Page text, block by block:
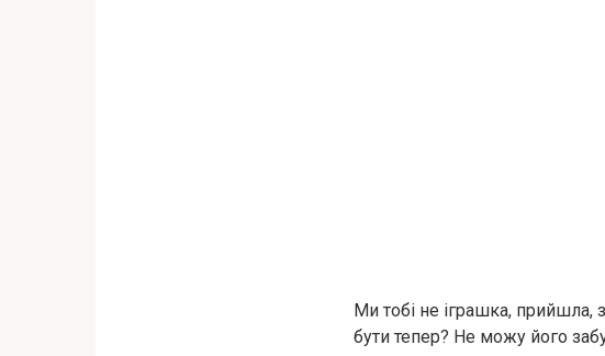
Ми тобі не іграшка, прийшла,
бути тепер? Не можу його